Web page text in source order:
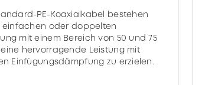
PE-Koaxialkabel bestehen
einfachen oder doppelten
mit einem Bereich von 50 und 75
hervorragende Leistung mit
Einfügungsdämpfung zu erzielen.